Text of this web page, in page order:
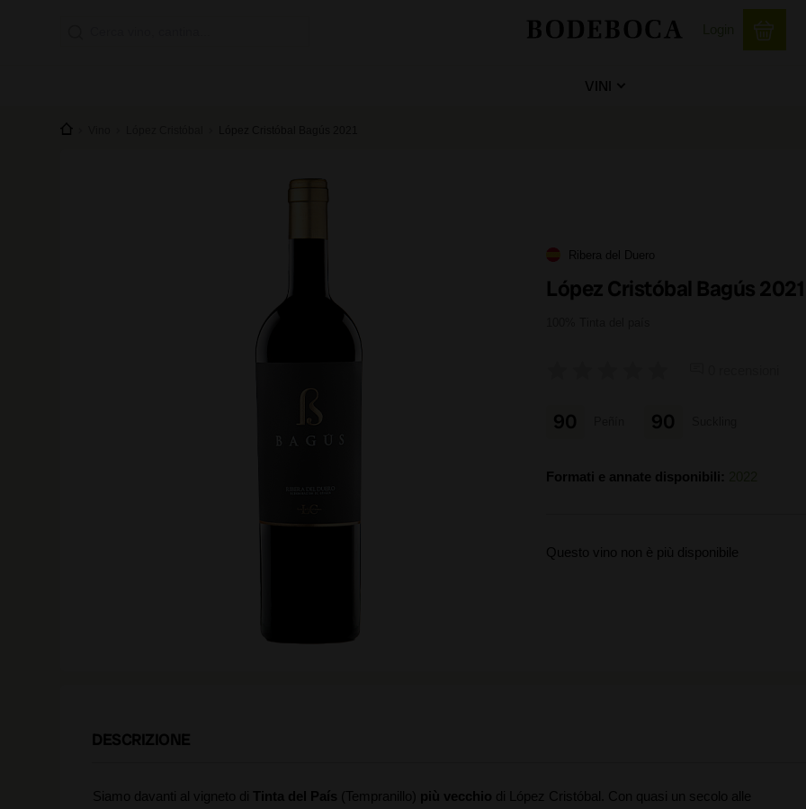
VINI
Ribera del Duero
López Cristóbal Bagús 2021
90 90
Formati e annate disponibili:
Questo vino non è più disponibile
DESCRIZIONE
Siamo davanti al vigneto di Tinta del País (Tempranillo) più vecchio di López Cristóbal. Con quasi un secolo alle